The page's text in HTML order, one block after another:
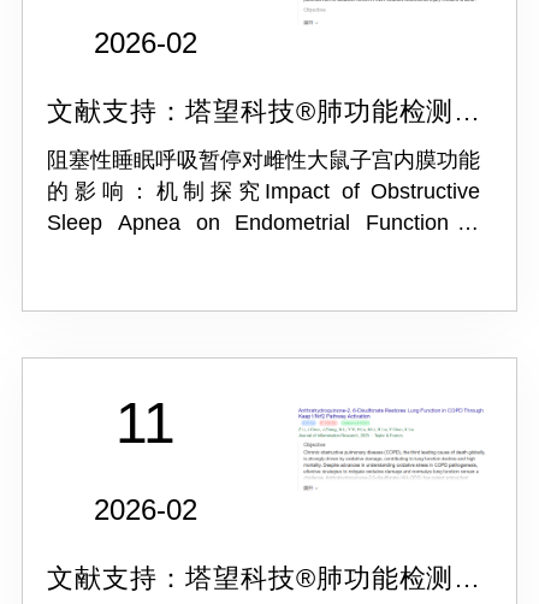
2026-02
文献支持：塔望科技®肺功能检测系
统ProOX-100-CIH
阻塞性睡眠呼吸暂停对雌性大鼠子宫内膜功能
的影响：机制探究Impact of Obstructive
Sleep Apnea on Endometrial Function in
11
2026-02
文献支持：塔望科技®肺功能检测系